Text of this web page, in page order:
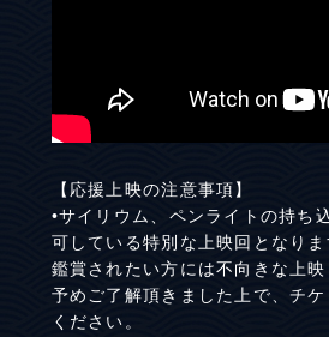
【応援上映の注意事項】
•サイリウム、ペンライトの持ち
可している特別な上映回となり
鑑賞されたい方には不向きな上映
予めご了解頂きました上で、チ
ください。